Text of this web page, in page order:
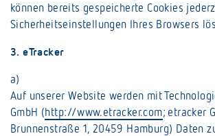
können bereits gespeicherte Cookies
Sicherheitseinstellungen Ihres Browsers
3. eTracker
a)
Auf unserer Website werden mit
GmbH (http://www.etracker.com; etracker
Brunnenstraße 1, 20459 Hamburg) Daten